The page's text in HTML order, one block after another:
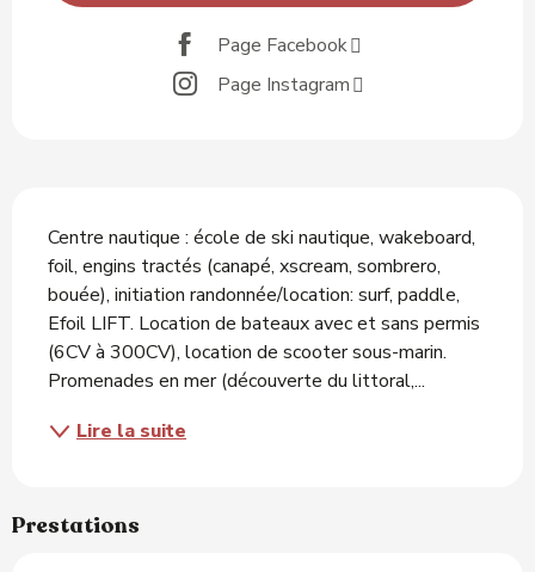
Page Facebook
Page Instagram
Centre nautique : école de ski nautique, wakeboard,
foil, engins tractés (canapé, xscream, sombrero,
bouée), initiation randonnée/location: surf, paddle,
Efoil LIFT. Location de bateaux avec et sans permis
(6CV à 300CV), location de scooter sous-marin.
Promenades en mer (découverte du littoral,...
Lire la suite
Prestations